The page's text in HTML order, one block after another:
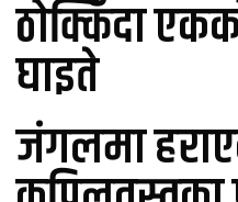
ठोक्किँदा
घाइते
जंगलमा